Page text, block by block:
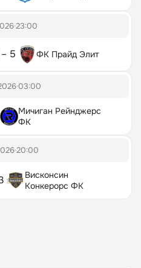
23:00
– 5 ФК Прайд Элит
03:00
Мичиган Рейнджерс
ФК
20:00
Висконсин
Конкерорс ФК